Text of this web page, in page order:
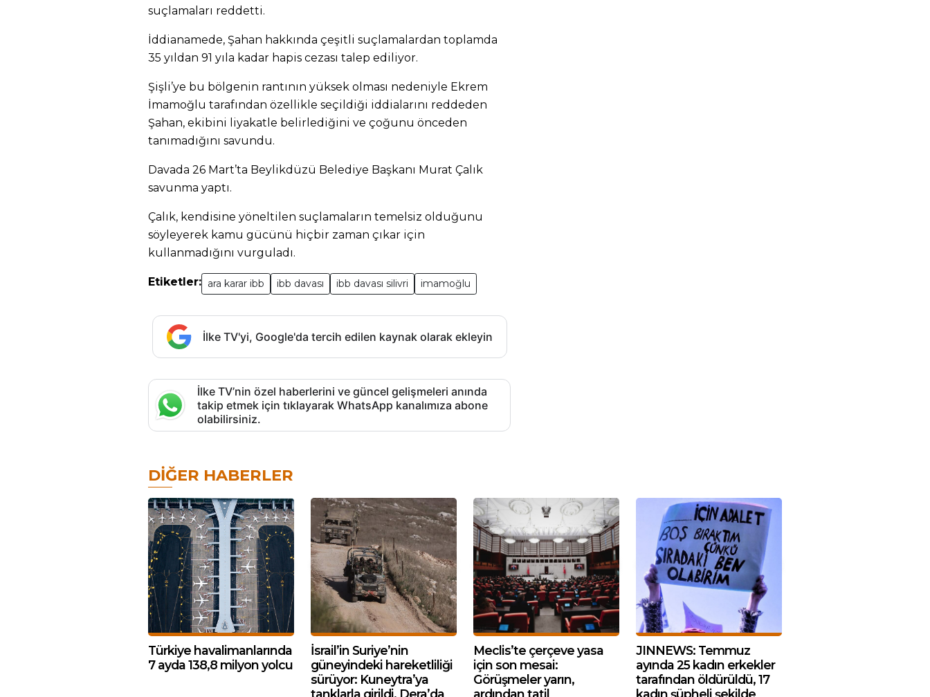
suçlamaları reddetti.
İddianamede, Şahan hakkında çeşitli suçlamalardan toplamda
35 yıldan 91 yıla kadar hapis cezası talep ediliyor.
Şişli’ye bu bölgenin rantının yüksek olması nedeniyle Ekrem
İmamoğlu tarafından özellikle seçildiği iddialarını reddeden
Şahan, ekibini liyakatle belirlediğini ve çoğunu önceden
tanımadığını savundu.
Davada 26 Mart’ta Beylikdüzü Belediye Başkanı Murat Çalık
savunma yaptı.
Çalık, kendisine yöneltilen suçlamaların temelsiz olduğunu
söyleyerek kamu gücünü hiçbir zaman çıkar için
kullanmadığını vurguladı.
Etiketler: ara karar ibb ibb davası ibb davası silivri imamoğlu
İlke TV'yi, Google'da tercih edilen kaynak olarak ekleyin
İlke TV’nin özel haberlerini ve güncel gelişmeleri anında
takip etmek için tıklayarak WhatsApp kanalımıza abone
olabilirsiniz.
DIĞER HABERLER
Türkiye havalimanlarında
7 ayda 138,8 milyon yolcu
İsrail’in Suriye’nin
güneyindeki hareketliliği
sürüyor: Kuneytra’ya
tanklarla girildi, Dera’da
Meclis’te çerçeve yasa
için son mesai:
Görüşmeler yarın,
ardından tatil
JINNEWS: Temmuz
ayında 25 kadın erkekler
tarafından öldürüldü, 17
kadın şüpheli şekilde